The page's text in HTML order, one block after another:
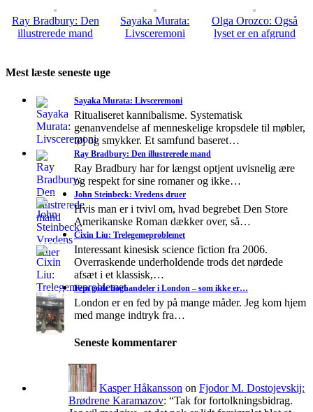
Ray Bradbury: Den
illustrerede mand
Sayaka Murata:
Livsceremoni
Olga Orozco: Også
lyset er en afgrund
Mest læste seneste uge
Sayaka Murata: Livsceremoni
Ritualiseret kannibalisme. Systematisk
genanvendelse af menneskelige kropsdele til møbler,
tøj og smykker. Et samfund baseret…
Ray Bradbury: Den illustrerede mand
Ray Bradbury har for længst optjent uvisnelig ære
og respekt for sine romaner og ikke…
John Steinbeck: Vredens druer
Hvis man er i tvivl om, hvad begrebet Den Store
Amerikanske Roman dækker over, så…
Cixin Liu: Trelegemeproblemet
Interessant kinesisk science fiction fra 2006.
Overraskende underholdende trods det nørdede
afsæt i et klassisk,…
Fem gode boghandeler i London – som ikke er…
London er en fed by på mange måder. Jeg kom hjem
med mange indtryk fra…
Seneste kommentarer
Kasper Håkansson on Fjodor M. Dostojevskij:
Brødrene Karamazov: “Tak for fortolkningsbidrag.